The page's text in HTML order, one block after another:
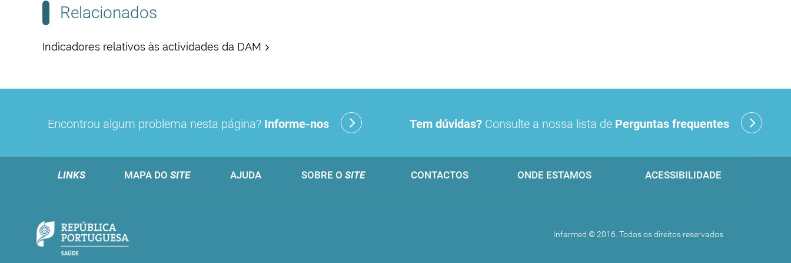
Relacionados
Indicadores relativos às actividades da DAM
Encontrou algum problema nesta página? Informe-nos Tem dúvidas? Consulte a nossa lista de Perguntas frequentes
LINKS MAPA DO SITE AJUDA SOBRE O SITE CONTACTOS ONDE ESTAMOS ACESSIBILIDADE
Infarmed © 2016. Todos os direitos reservados